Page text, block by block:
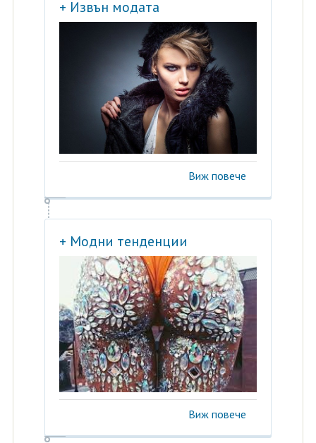
+ Извън модата
Виж повече
+ Модни тенденции
Виж повече